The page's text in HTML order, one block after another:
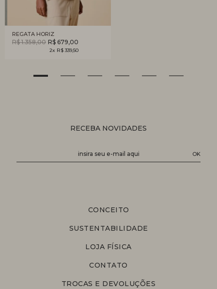
REGATA HORIZ
R$ 1.358,00 R$ 679,00
2x R$ 339,50
RECEBA NOVIDADES
CONCEITO
SUSTENTABILIDADE
LOJA FÍSICA
CONTATO
TROCAS E DEVOLUÇÕES